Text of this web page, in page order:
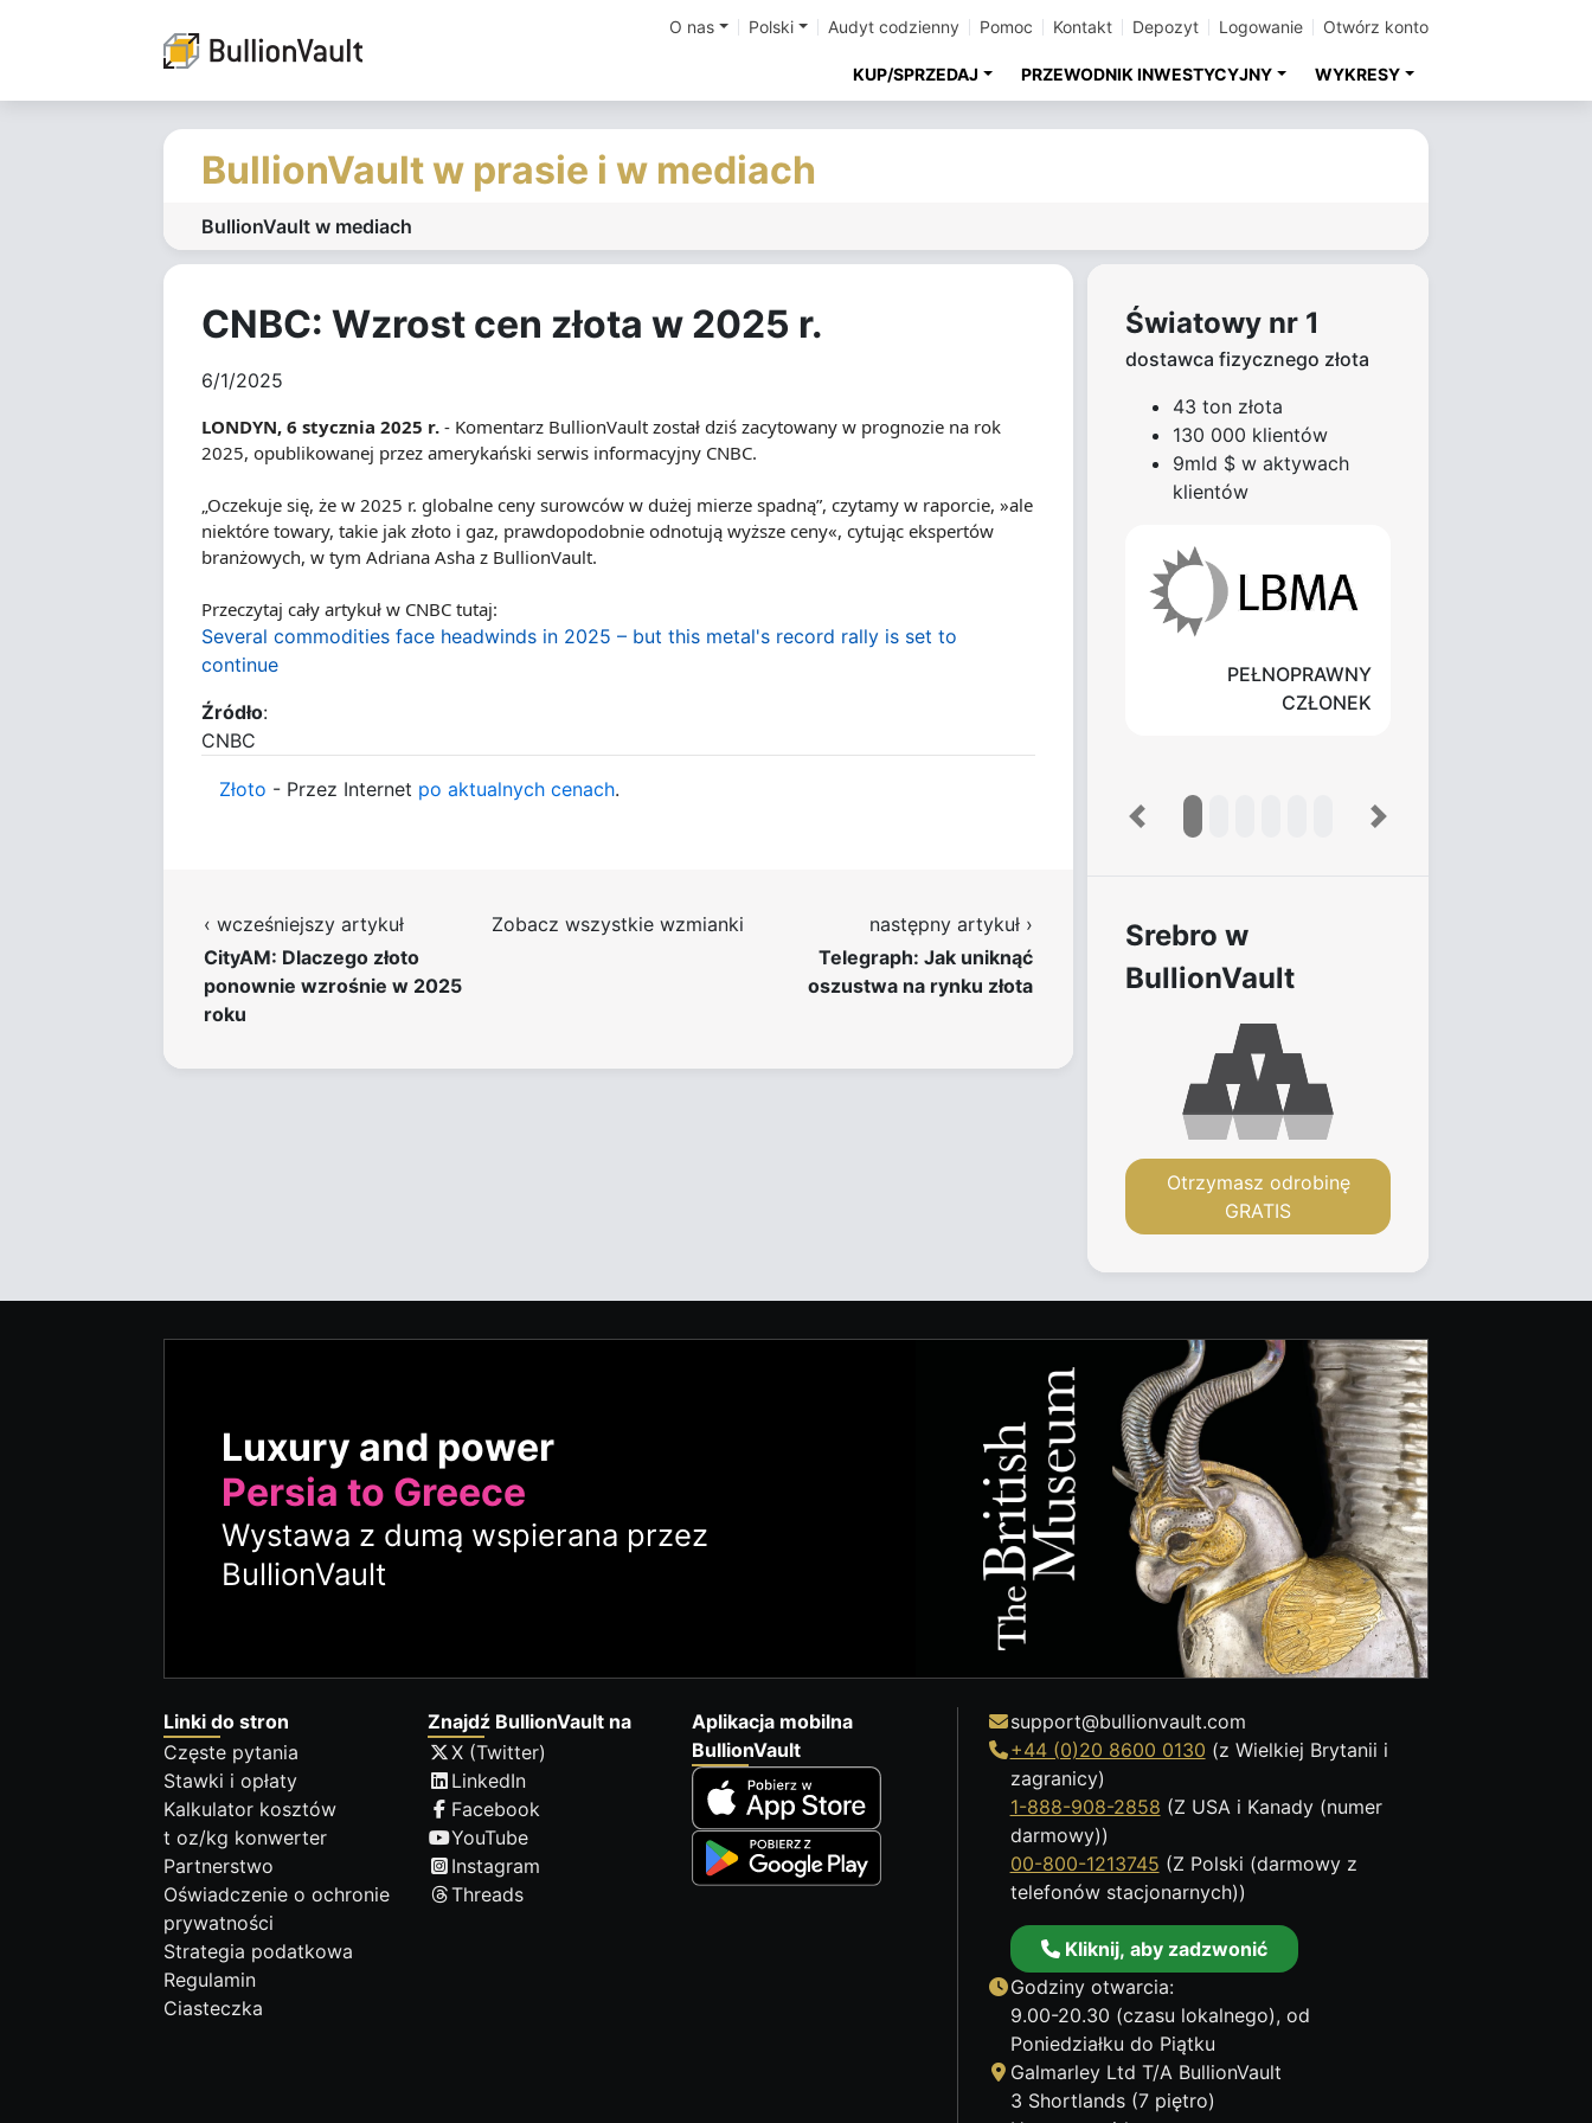
O nas Polski Audyt codzienny Pomoc Kontakt Depozyt Logowanie Otwórz konto
KUP/SPRZEDAJ PRZEWODNIK INWESTYCYJNY WYKRESY
BullionVault w prasie i w mediach
BullionVault w mediach
CNBC: Wzrost cen złota w 2025 r.
6/1/2025
LONDYN, 6 stycznia 2025 r. - Komentarz BullionVault został dziś zacytowany w prognozie na rok
2025, opublikowanej przez amerykański serwis informacyjny CNBC.
„Oczekuje się, że w 2025 r. globalne ceny surowców w dużej mierze spadną”, czytamy w raporcie, »ale
niektóre towary, takie jak złoto i gaz, prawdopodobnie odnotują wyższe ceny«, cytując ekspertów
branżowych, w tym Adriana Asha z BullionVault.
Przeczytaj cały artykuł w CNBC tutaj:
Several commodities face headwinds in 2025 – but this metal's record rally is set to
continue
Źródło:
CNBC
Złoto - Przez Internet po aktualnych cenach.
‹ wcześniejszy artykuł
CityAM: Dlaczego złoto
ponownie wzrośnie w 2025
roku
Zobacz wszystkie wzmianki
następny artykuł ›
Telegraph: Jak uniknąć
oszustwa na rynku złota
Światowy nr 1
dostawca fizycznego złota
43 ton złota
130 000 klientów
9mld $ w aktywach
klientów
PEŁNOPRAWNY
CZŁONEK
Previous Next
Srebro w
BullionVault
Otrzymasz odrobinę
GRATIS
Luxury and power
Persia to Greece
Wystawa z dumą wspierana przez
BullionVault
Linki do stron
Częste pytania
Stawki i opłaty
Kalkulator kosztów
t oz/kg konwerter
Partnerstwo
Oświadczenie o ochronie
prywatności
Strategia podatkowa
Regulamin
Ciasteczka
Znajdź BullionVault na
X (Twitter)
LinkedIn
Facebook
YouTube
Instagram
Threads
Aplikacja mobilna
BullionVault
support@bullionvault.com
+44 (0)20 8600 0130 (z Wielkiej Brytanii i
zagranicy)
1-888-908-2858 (Z USA i Kanady (numer
darmowy))
00-800-1213745 (Z Polski (darmowy z
telefonów stacjonarnych))
Kliknij, aby zadzwonić
Godziny otwarcia:
9.00-20.30 (czasu lokalnego), od
Poniedziałku do Piątku
Galmarley Ltd T/A BullionVault
3 Shortlands (7 piętro)